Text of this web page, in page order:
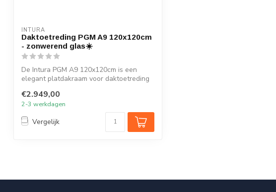
INTURA
Daktoetreding PGM A9 120x120cm
- zonwerend glas☀️
De Intura PGM A9 120x120cm is een
elegant platdakraam voor daktoetreding
€2.949,00
2-3 werkdagen
Vergelijk